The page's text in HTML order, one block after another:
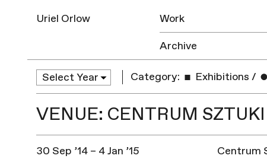
Uriel Orlow Work
Archive
Category: Exhibitions /
VENUE: CENTRUM
30 Sep ’14 – 4 Jan ’15 Centrum